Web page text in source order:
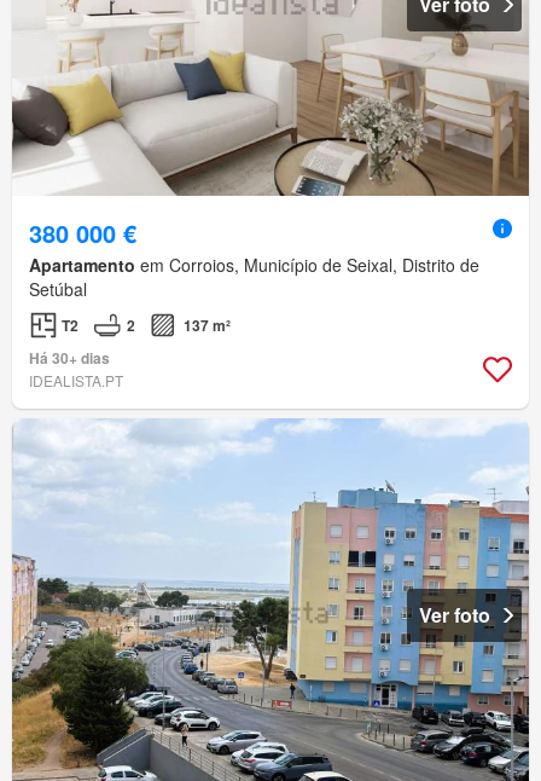
380 000 €
Apartamento em Corroios, Município de Seixal, Distrito de
Setúbal
T2 2
137 m²
Há 30+ dias
IDEALISTA.PT
Ver foto